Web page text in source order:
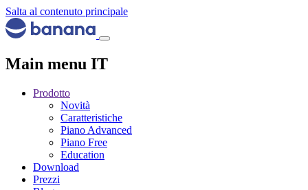
Salta al contenuto principale
Main menu IT
Prodotto
Novità
Caratteristiche
Piano Advanced
Piano Free
Education
Download
Prezzi